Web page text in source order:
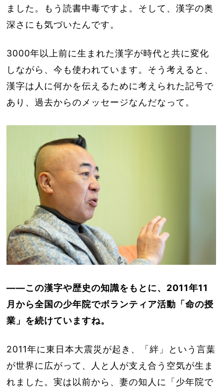
ました。もう読書中毒ですよ。そして、漢字の奥
深さにも気づいたんです。
3000年以上前に生まれた漢字が時代と共に変化
しながら、今も使われています。そう考えると、
漢字は人に何かを伝えるために考えられた記号で
あり、過去からのメッセージなんだなって。
――この漢字や歴史の知識をもとに、2011年11
月から全国の少年院でボランティア活動「命の授
業」を続けていますね。
2011年に東日本大震災が起き、「絆」という言葉
が世界に広がって、人と人が支え合う空気が生ま
れました。実は以前から、妻の知人に「少年院で